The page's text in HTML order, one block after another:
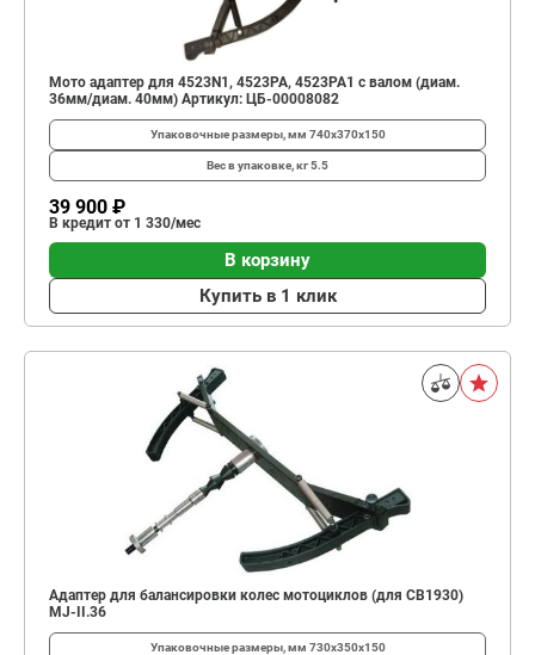
Мото адаптер для 4523N1, 4523PA, 4523PA1 с валом (диам.
36мм/диам. 40мм) Артикул: ЦБ-00008082
Упаковочные размеры, мм 740x370x150
Вес в упаковке, кг5.5
39 900 ₽
В кредит от 1 330/мес
В корзину
Купить в 1 клик
Адаптер для балансировки колес мотоциклов (для CB1930)
MJ-II.36
Упаковочные размеры, мм 730х350х150